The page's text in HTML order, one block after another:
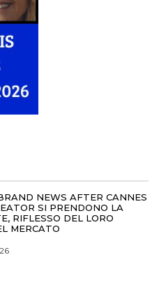
NEWS AFTER CANNES
SI PRENDONO LA
RIFLESSO DEL LORO
MERCATO